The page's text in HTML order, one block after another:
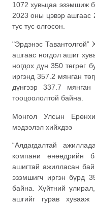
1072 хувьцаа эзэмшиж
2023 оны цэвэр ашгаас
тус тус олгосон.
"Эрдэнэс Тавантолгой”
ашгаас ногдол ашиг
ногдох дүн 350 төгрөг
иргэнд 357.2 мянган
дүнгээр 337.7 мянган
тооцоололтой байна.
Монгол Улсын
мэдээлэл хийхдээ
“Алдагдалтай
компани өнөөдрийн
ашигтай ажилласан
эзэмшигч иргэн бүрд
байна. Хүйтний
ашгийг гурав